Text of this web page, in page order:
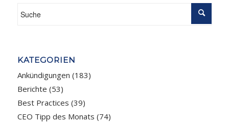
KATEGORIEN
Ankündigungen (183)
Berichte (53)
Best Practices (39)
CEO Tipp des Monats (74)